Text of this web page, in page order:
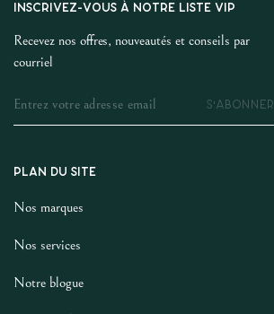
INSCRIVEZ-VOUS À NOTRE LISTE VIP
Recevez nos offres, nouveautés et conseils par
courriel
S'ABONNER
PLAN DU SITE
Nos marques
Nos services
Notre blogue